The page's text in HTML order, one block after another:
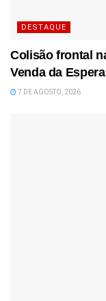
DESTAQUE
Colisão frontal
Venda da
7 DE AGOSTO, 2026